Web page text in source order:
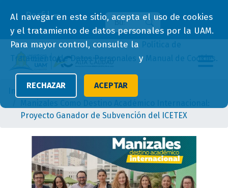
Al navegar en este sitio, acepta el uso de cookies
y el tratamiento de datos personales por la UAM.
Para mayor control, consulte la Política de
Tratamiento de Datos Personales y Manual de Cookies.
RECHAZAR ACEPTAR
Perfil Buscar Buscar
Inicio
Proyecto Ganador de Subvención del ICETEX